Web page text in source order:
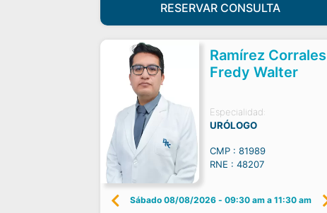
RESERVAR CONSULTA
Ramírez Corrales
Fredy Walter
Especialidad:
URÓLOGO
CMP : 81989
RNE : 48207
Sábado 08/08/2026 - 09:30 am a 11:30 am